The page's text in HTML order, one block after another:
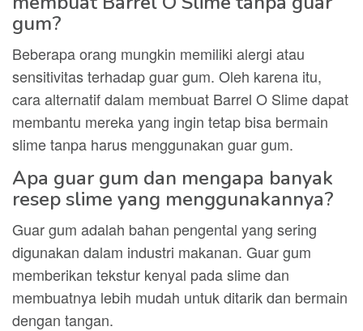
gum?
Beberapa orang mungkin memiliki alergi atau
sensitivitas terhadap guar gum. Oleh karena itu,
cara alternatif dalam membuat Barrel O Slime dapat
membantu mereka yang ingin tetap bisa bermain
slime tanpa harus menggunakan guar gum.
Apa guar gum dan mengapa banyak
resep slime yang menggunakannya?
Guar gum adalah bahan pengental yang sering
digunakan dalam industri makanan. Guar gum
memberikan tekstur kenyal pada slime dan
membuatnya lebih mudah untuk ditarik dan bermain
dengan tangan.